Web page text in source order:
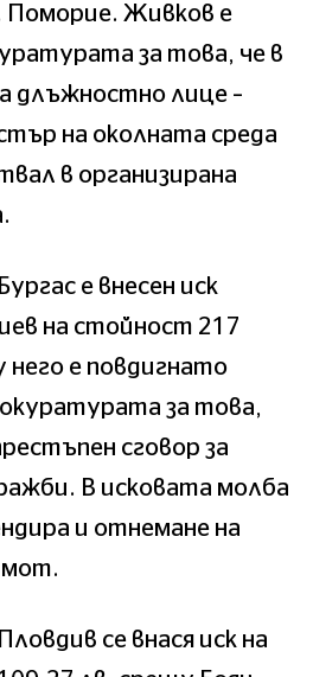
Поморие. Живков е
за това, че в
длъжностно лице –
на околната среда
в организирана
е внесен иск
на стойност 217
е повдигнато
за това,
сговор за
В исковата молба
и отнемане на
се внася иск на